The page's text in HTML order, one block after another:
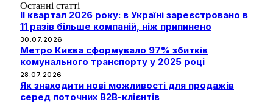
Останні статті
II квартал 2026 року: в Україні зареєстровано в
11 разів більше компаній, ніж припинено
30.07.2026
Метро Києва сформувало 97% збитків
комунального транспорту у 2025 році
28.07.2026
Як знаходити нові можливості для продажів
серед поточних B2B-клієнтів